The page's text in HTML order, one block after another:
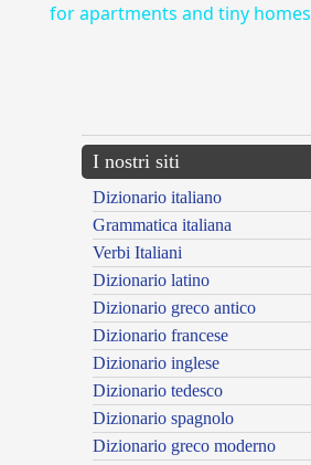
for apartments and tiny homes
I nostri siti
Dizionario italiano
Grammatica italiana
Verbi Italiani
Dizionario latino
Dizionario greco antico
Dizionario francese
Dizionario inglese
Dizionario tedesco
Dizionario spagnolo
Dizionario greco moderno